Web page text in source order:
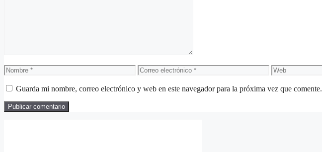
Nombre
Correo
electrónico
Web
Guarda mi nombre, correo electrónico y web en este navegador para la próxima vez que comente.